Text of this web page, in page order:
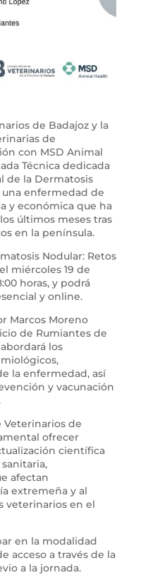
de Badajoz y la
de
con MSD Animal
Técnica dedicada
de la Dermatosis
una enfermedad de
y económica que ha
últimos meses tras
en la península.
Nodular: Retos
miércoles 19 de
horas, y podrá
y online.
Marcos Moreno
de Rumiantes de
los
la enfermedad, así
y vacunación
Veterinarios de
ofrecer
científica
afectan
extremeña y al
veterinarios en el
en la modalidad
acceso a través de la
a la jornada.